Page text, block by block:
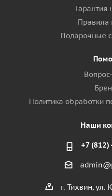
Гарантия
Правила
Подарочные
Политика обработки
Наши
+7 (812)
г. Тихвин, ул.